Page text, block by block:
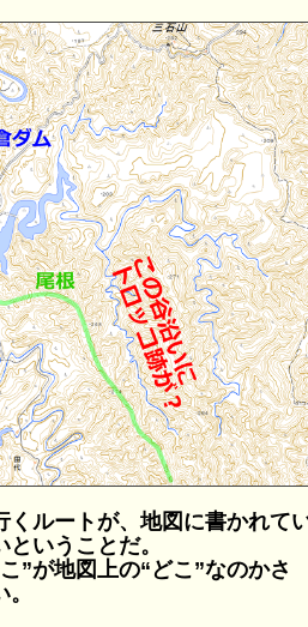
くルートが、地図に書かれて
いうことだ。
”が地図上の“どこ”なのかさ